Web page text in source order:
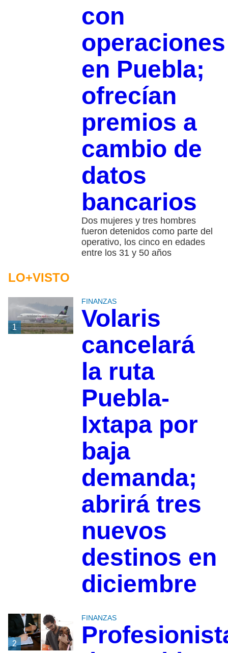
con
operaciones
en Puebla;
ofrecían
premios a
cambio de
datos
bancarios
Dos mujeres y tres hombres
fueron detenidos como parte del
operativo, los cinco en edades
entre los 31 y 50 años
LO+VISTO
1
FINANZAS
Volaris
cancelará
la ruta
Puebla-
Ixtapa por
baja
demanda;
abrirá tres
nuevos
destinos en
diciembre
2
FINANZAS